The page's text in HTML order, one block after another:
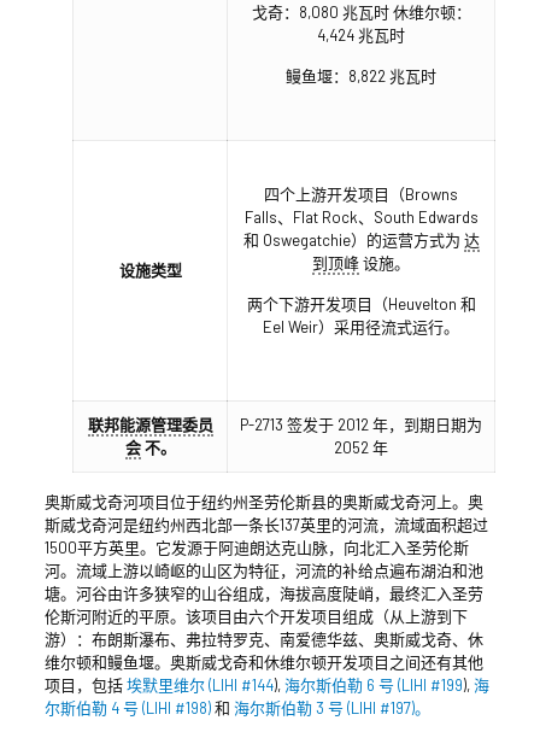
戈奇：8,080 兆瓦时 休维尔顿：
4,424 兆瓦时
鳗鱼堰：8,822 兆瓦时
设施类型
四个上游开发项目（Browns
Falls、Flat Rock、South Edwards
和 Oswegatchie）的运营方式为 达
到顶峰设施。
两个下游开发项目（Heuvelton 和
Eel Weir）采用径流式运行。
联邦能源管理委员
会不。
P-2713 签发于 2012 年，到期日期为
2052 年
奥斯威戈奇河项目位于纽约州圣劳伦斯县的奥斯威戈奇河上。奥
斯威戈奇河是纽约州西北部一条长137英里的河流，流域面积超过
1500平方英里。它发源于阿迪朗达克山脉，向北汇入圣劳伦斯
河。流域上游以崎岖的山区为特征，河流的补给点遍布湖泊和池
塘。河谷由许多狭窄的山谷组成，海拔高度陡峭，最终汇入圣劳
伦斯河附近的平原。该项目由六个开发项目组成（从上游到下
游）：布朗斯瀑布、弗拉特罗克、南爱德华兹、奥斯威戈奇、休
维尔顿和鳗鱼堰。奥斯威戈奇和休维尔顿开发项目之间还有其他
项目，包括埃默里维尔 (LIHI #144),海尔斯伯勒 6 号 (LIHI #199),海
尔斯伯勒 4 号 (LIHI #198)和 海尔斯伯勒 3 号 (LIHI #197)。